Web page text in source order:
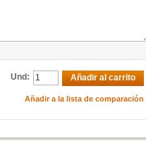
Und: Añadir al carrito
Añadir a la lista de comparación